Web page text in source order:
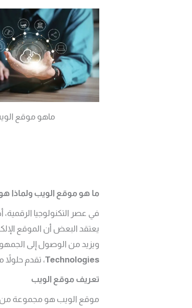
ماهو موقع
ما هو موقع الويب ولماذا
في عصر التكنولوجيا
يعتقد البعض أن الموقع
ويزيد من الوصول إلى
Technologies، تقدم
تعريف موقع الويب
موقع الويب هو مجموعة من